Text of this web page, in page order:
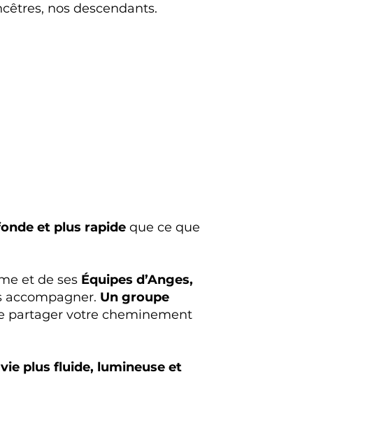
nos descendants.
et plus rapide que ce que
et de ses Équipes d’Anges,
accompagner. Un groupe
partager votre cheminement
plus fluide, lumineuse et